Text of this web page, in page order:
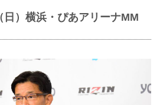
日）横浜・ぴあアリーナMM